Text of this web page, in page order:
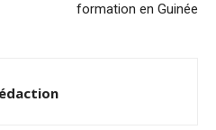
formation en Guinée